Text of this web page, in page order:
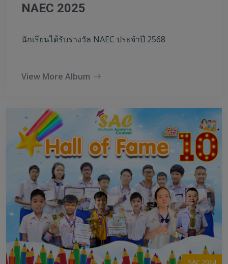
NAEC 2025
นักเรียนได้รับรางวัล NAEC ประจำปี 2568
View More Album
SAC 2024